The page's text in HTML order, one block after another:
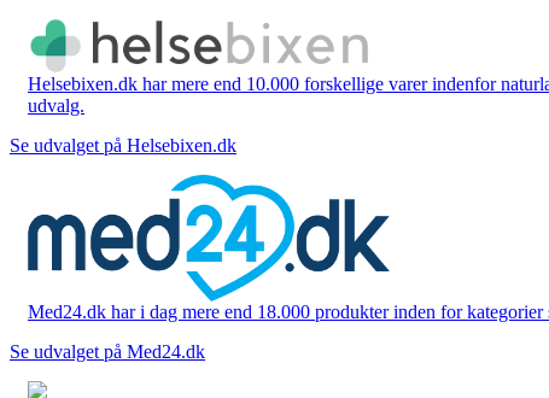
Helsebixen.dk har mere end 10.000 forskellige varer indenfor
udvalg.
Se udvalget på Helsebixen.dk
Med24.dk har i dag mere end 18.000 produkter inden for
Se udvalget på Med24.dk